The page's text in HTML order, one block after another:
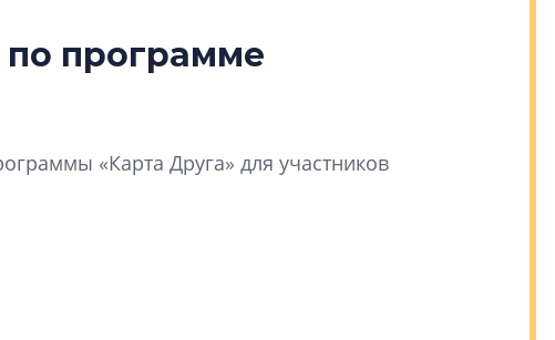
по программе
«Карта Друга» для участников
девятый сезон творческого